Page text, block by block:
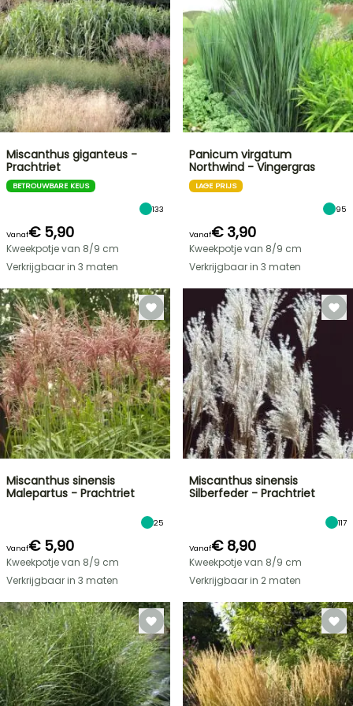
FLASH-
SALES
TOT
Miscanthus giganteus -
Prachtriet
BETROUWBARE KEUS
133
Vanaf€ 5,90
Kweekpotje van 8/9 cm
Verkrijgbaar in 3 maten
Panicum virgatum
Northwind - Vingergras
LAGE PRIJS
95
Vanaf€ 3,90
Kweekpotje van 8/9 cm
Verkrijgbaar in 3 maten
Miscanthus sinensis
Malepartus - Prachtriet
25
Vanaf€ 5,90
Kweekpotje van 8/9 cm
Verkrijgbaar in 3 maten
Miscanthus sinensis
Silberfeder - Prachtriet
117
Vanaf€ 8,90
Kweekpotje van 8/9 cm
Verkrijgbaar in 2 maten